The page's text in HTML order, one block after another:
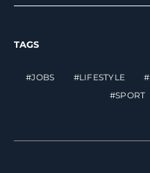
TAGS
JOBS LIFESTYLE
SPORT